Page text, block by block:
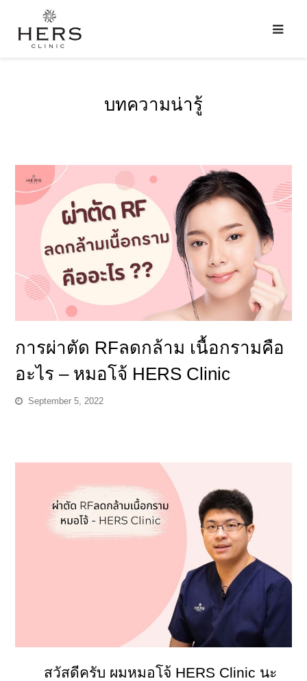
บทความน่ารู้
การผ่าตัด RFลดกล้าม เนื้อกรามคือ
อะไร – หมอโจ้ HERS Clinic
September 5, 2022
สวัสดีครับ ผมหมอโจ้ HERS Clinic นะ